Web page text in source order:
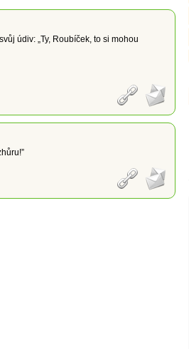
údiv: „Ty, Roubíček, to si mohou